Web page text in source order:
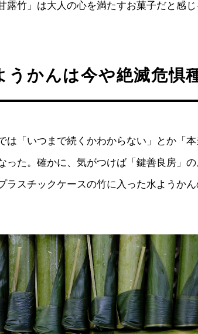
露竹」は大人の心を満たすお菓子だと感
うかんは今や絶滅危惧
は「いつまで続くかわからない」とか「
った。確かに、気がつけば「鍵善良房」
ラスチックケースの竹に入った水ようか